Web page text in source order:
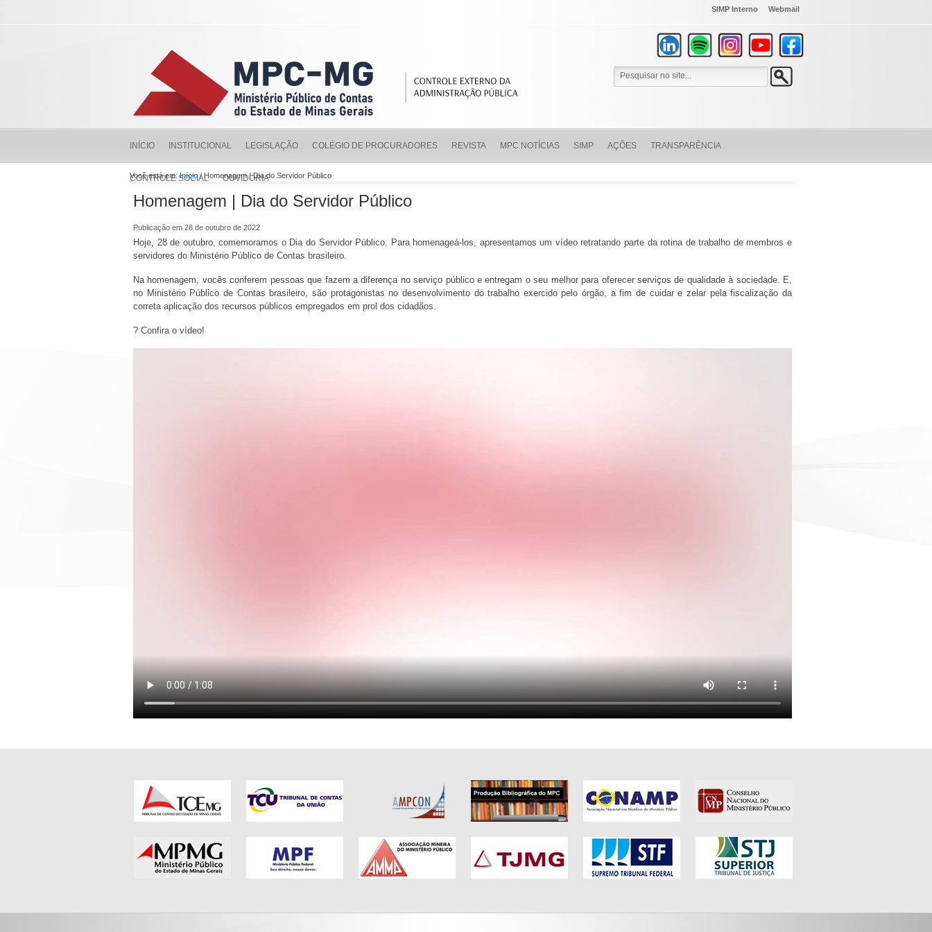
SIMP Interno Webmail
INÍCIO INSTITUCIONAL LEGISLAÇÃO COLÉGIO DE PROCURADORES REVISTA MPC NOTÍCIAS SIMP AÇÕES TRANSPARÊNCIA
CONTROLE SOCIAL OUVIDORIA
Você está em:Início/ Homenagem | Dia do Servidor Público
Homenagem | Dia do Servidor Público
Publicação em 28 de outubro de 2022
Hoje, 28 de outubro, comemoramos o Dia do Servidor Público. Para homenageá-los, apresentamos um vídeo retratando parte da rotina de trabalho de membros e
servidores do Ministério Público de Contas brasileiro.
Na homenagem, vocês conferem pessoas que fazem a diferença no serviço público e entregam o seu melhor para oferecer serviços de qualidade à sociedade. E,
no Ministério Público de Contas brasileiro, são protagonistas no desenvolvimento do trabalho exercido pelo órgão, a fim de cuidar e zelar pela fiscalização da
correta aplicação dos recursos públicos empregados em prol dos cidadãos.
? Confira o vídeo!